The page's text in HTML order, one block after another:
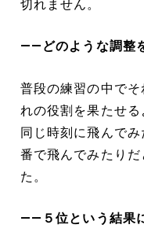
切れません。
――どのような調整
普段の練習の中で
れの役割を果たせ
同じ時刻に飛んで
番で飛んでみたり
た。
――５位という結果